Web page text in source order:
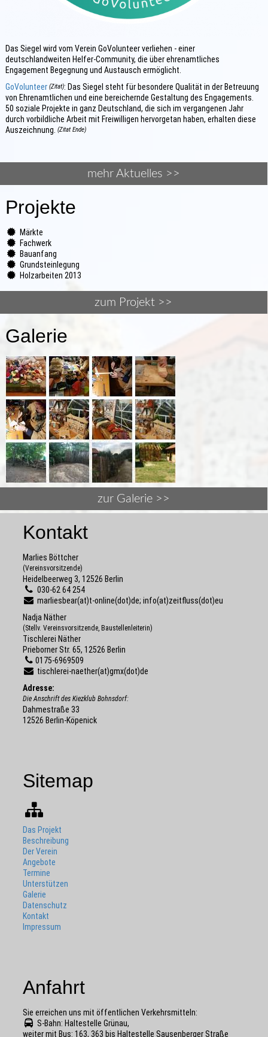
Das Siegel wird vom Verein GoVolunteer verliehen - einer
deutschlandweiten Helfer-Community, die über ehrenamtliches
Engagement Begegnung und Austausch ermöglicht.
GoVolunteer (Zitat): Das Siegel steht für besondere Qualität in der Betreuung
von Ehrenamtlichen und eine bereichernde Gestaltung des Engagements.
50 soziale Projekte in ganz Deutschland, die sich im vergangenen Jahr
durch vorbildliche Arbeit mit Freiwilligen hervorgetan haben, erhalten diese
Auszeichnung. (Zitat Ende)
mehr Aktuelles >>
Projekte
Märkte
Fachwerk
Bauanfang
Grundsteinlegung
Holzarbeiten 2013
zum Projekt >>
Galerie
zur Galerie >>
Kontakt
Marlies Böttcher
(Vereinsvorsitzende)
Heidelbeerweg 3, 12526 Berlin
030-62 64 254
marliesbear(at)t-online(dot)de; info(at)zeitfluss(dot)eu
Nadja Näther
(Stellv. Vereinsvorsitzende, Baustellenleiterin)
Tischlerei Näther
Prieborner Str. 65, 12526 Berlin
0175-6969509
tischlerei-naether(at)gmx(dot)de
Adresse:
Die Anschrift des Kiezklub Bohnsdorf:
Dahmestraße 33
12526 Berlin-Köpenick
Sitemap
Das Projekt
Beschreibung
Der Verein
Angebote
Termine
Unterstützen
Galerie
Datenschutz
Kontakt
Impressum
Anfahrt
Sie erreichen uns mit öffentlichen Verkehrs­mitteln:
S-Bahn: Haltestelle Grünau,
weiter mit Bus: 163, 363 bis Haltestelle Sausenberger Straße